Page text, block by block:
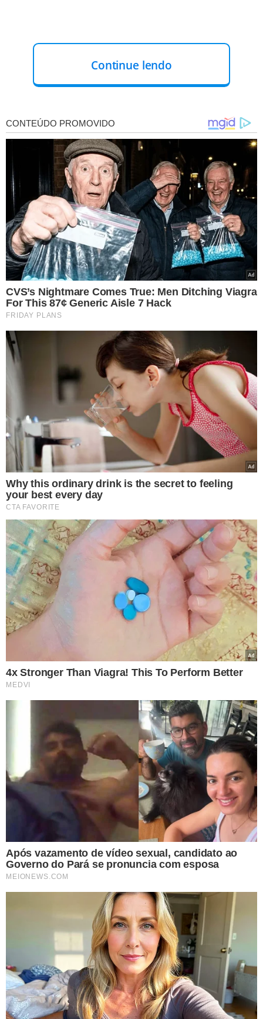
PARCELA EXTRA DO FPM
Por exemplo, na sexta-feira (17), ogoverno anunciou o
pagamento de uma parcela extra do Fundo de
Participação dos Municípios (FPM)
para cidades em
estado de calamidade. A previsão é que R$ 192,7 milhões
sejam destinados a 46 ou 47 municípios, conforme
informações de integrantes do governo. Conforme o
ministro Alexandre Padilha, o valor será incluído em uma
medida provisória que deve ser publicada até a próxima
semana.
AJUDA PARA GRANDES EMPRESAS
Além disso, o ministro da Fazenda, Fernando Haddad,
informou que o ministério está avaliandomedidas para
ajudar grandes empresas localizadas no Rio Grande
. O objetivo é evitar que essas companhias deixem
o estado e encerrem postos de trabalho.
Área alagada no Rio Grande do Sul - Foto: Rafa Neddermeyer/Agência Brasil
FLEXIBILIZAÇÃO DE
CONTRATAÇÕES
Na sexta-feira, o presidente Lula também assinou uma
Medida Provisória (MP) que flexibiliza aLei de Licitações
para acelerar as compras públicasem situações de
calamidade. A flexibilização das licitações será aplicada
apenas nos estados que tiverem sua situação de
O governo explicou que a MP visa facilitar a resposta à
crise no Rio Grande do Sul. Conforme o documento, as
medidas excepcionais nas licitações só serão adotadas
em casos de urgência que possam ameaçar a segurança
das pessoas ou prejudicar a continuidade dos serviços
públicos.
Continue lendo